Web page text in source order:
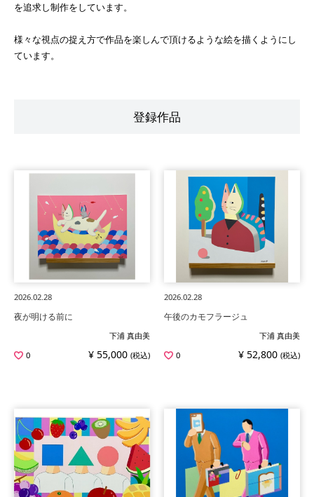
を追求し制作をしています。
様々な視点の捉え方で作品を楽しんで頂けるような絵を描くようにし
ています。
登録作品
2026.02.28
夜が明ける前に
下浦 真由美
0
¥ 55,000 (税込)
2026.02.28
午後のカモフラージュ
下浦 真由美
0
¥ 52,800 (税込)